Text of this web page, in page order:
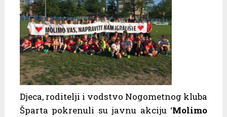
Djeca, roditelji i vodstvo Nogometnog kluba
Šparta pokrenuli su javnu akciju ‘Molimo